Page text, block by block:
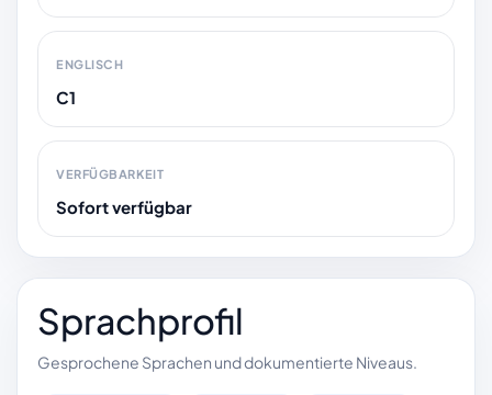
ENGLISCH
C1
VERFÜGBARKEIT
Sofort verfügbar
Sprachprofil
Gesprochene Sprachen und dokumentierte Niveaus.